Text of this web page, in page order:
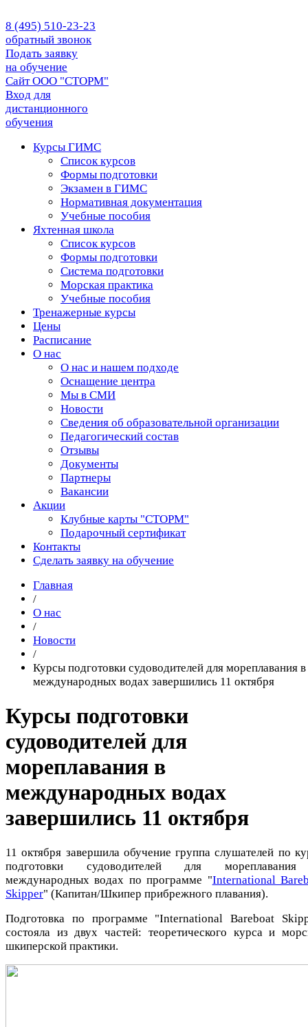
8 (495) 510-23-23
обратный звонок
Подать заявку
на обучение
Сайт ООО "СТОРМ"
Вход для
дистанционного
обучения
Курсы ГИМС
Список курсов
Формы подготовки
Экзамен в ГИМС
Нормативная документация
Учебные пособия
Яхтенная школа
Список курсов
Формы подготовки
Cистема подготовки
Морская практика
Учебные пособия
Тренажерные курсы
Цены
Расписание
О нас
О нас и нашем подходе
Оснащение центра
Мы в СМИ
Новости
Сведения об образовательной организации
Педагогический состав
Отзывы
Документы
Партнеры
Вакансии
Акции
Клубные карты "СТОРМ"
Подарочный сертификат
Контакты
Сделать заявку на обучение
Главная
/
О нас
/
Новости
/
Курсы подготовки судоводителей для мореплавания в
международных водах завершились 11 октября
Курсы подготовки
судоводителей для
мореплавания в
международных водах
завершились 11 октября
11 октября завершила обучение группа слушателей по
подготовки судоводителей для
международных водах по программе "International
Skipper" (Капитан/Шкипер прибрежного плавания).
Подготовка по программе "International Bareboat
состояла из двух частей: теоретического курса и
шкиперской практики.